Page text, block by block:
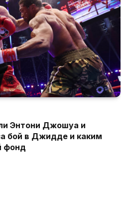
Энтони Джошуа и
бой в Джидде и каким
фонд